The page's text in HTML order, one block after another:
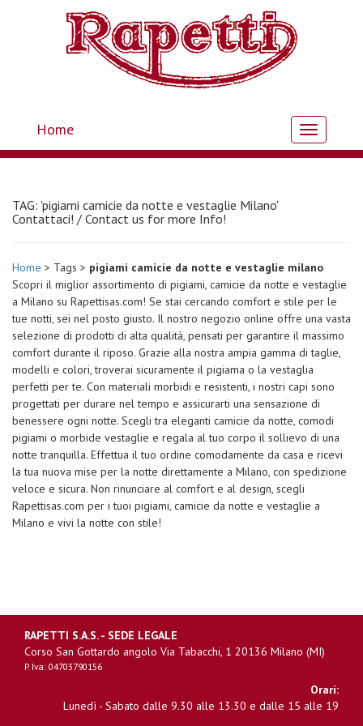
Toggle
navigation
Home
TAG: 'pigiami camicie da notte e vestaglie Milano'
Contattaci! / Contact us for more Info!
Home > Tags > pigiami camicie da notte e vestaglie milano
Scopri il miglior assortimento di pigiami, camicie da notte e vestaglie
a Milano su Rapettisas.com! Se stai cercando comfort e stile per le
tue notti, sei nel posto giusto. Il nostro negozio online offre una vasta
selezione di prodotti di alta qualità, pensati per garantire il massimo
comfort durante il riposo. Grazie alla nostra ampia gamma di taglie,
modelli e colori, troverai sicuramente il pigiama o la vestaglia
perfetti per te. Con materiali morbidi e resistenti, i nostri capi sono
progettati per durare nel tempo e assicurarti una sensazione di
benessere ogni notte. Scegli tra eleganti camicie da notte, comodi
pigiami o morbide vestaglie e regala al tuo corpo il sollievo di una
notte tranquilla. Effettua il tuo ordine comodamente da casa e ricevi
la tua nuova mise per la notte direttamente a Milano, con spedizione
veloce e sicura. Non rinunciare al comfort e al design, scegli
Rapettisas.com per i tuoi pigiami, camicie da notte e vestaglie a
Milano e vivi la notte con stile!
RAPETTI S.A.S. - SEDE LEGALE
Corso San Gottardo angolo Via Tabacchi, 1 20136 Milano (MI)
P. Iva: 04703790156
Orari:
Lunedì - Sabato dalle 9.30 alle 13.30 e dalle 15 alle 19